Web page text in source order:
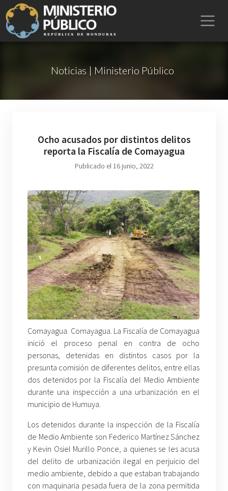
Noticias | Ministerio Público
Ocho acusados por distintos delitos
reporta la Fiscalía de Comayagua
Publicado el 16 junio, 2022
Comayagua. Comayagua. La Fiscalía de Comayagua
inició el proceso penal en contra de ocho
personas, detenidas en distintos casos por la
presunta comisión de diferentes delitos, entre ellas
dos detenidos por la Fiscalía del Medio Ambiente
durante una inspección a una urbanización en el
municipio de Humuya.
Los detenidos durante la inspección de la Fiscalía
de Medio Ambiente son Federico Martínez Sánchez
y Kevin Osiel Murillo Ponce, a quienes se les acusa
del delito de urbanización ilegal en perjuicio del
medio ambiente, debido a que estaban trabajando
con maquinaria pesada fuera de la zona permitida